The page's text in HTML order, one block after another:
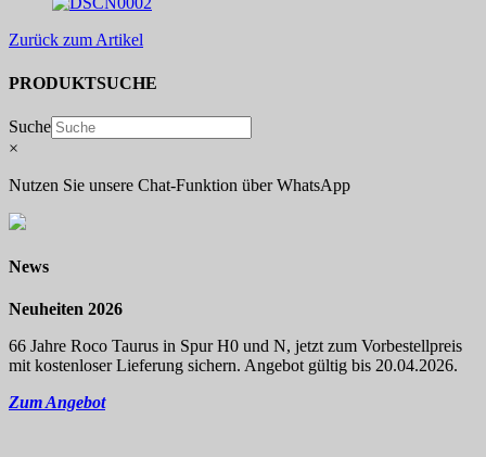
Zurück zum Artikel
PRODUKTSUCHE
Suche
×
Nutzen Sie unsere Chat-Funktion über WhatsApp
News
Neuheiten 2026
66 Jahre Roco Taurus in Spur H0 und N, jetzt zum Vorbestellpreis
mit kostenloser Lieferung sichern. Angebot gültig bis 20.04.2026.
Zum Angebot